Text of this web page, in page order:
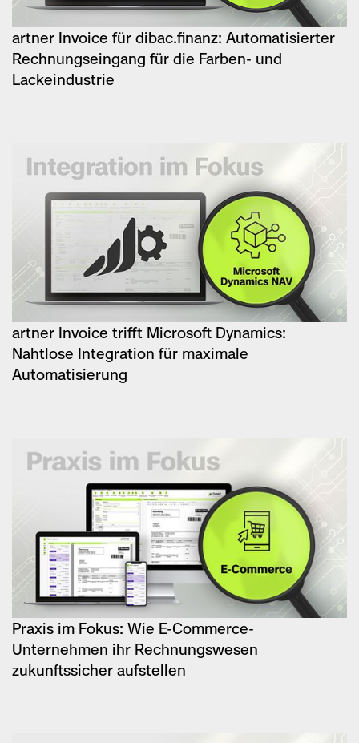
artner Invoice für dibac.finanz: Automatisierter
Rechnungseingang für die Farben- und
Lackeindustrie
artner Invoice trifft Microsoft Dynamics:
Nahtlose Integration für maximale
Automatisierung
Praxis im Fokus: Wie E-Commerce-
Unternehmen ihr Rechnungswesen
zukunftssicher aufstellen